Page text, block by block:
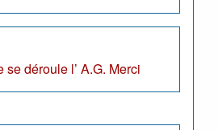
déroule l’ A.G. Merci